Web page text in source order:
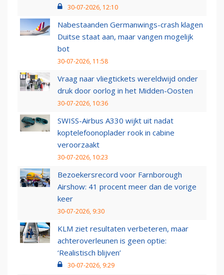
30-07-2026, 12:10
Nabestaanden Germanwings-crash klagen
Duitse staat aan, maar vangen mogelijk
bot
30-07-2026, 11:58
Vraag naar vliegtickets wereldwijd onder
druk door oorlog in het Midden-Oosten
30-07-2026, 10:36
SWISS-Airbus A330 wijkt uit nadat
koptelefoonoplader rook in cabine
veroorzaakt
30-07-2026, 10:23
Bezoekersrecord voor Farnborough
Airshow: 41 procent meer dan de vorige
keer
30-07-2026, 9:30
KLM ziet resultaten verbeteren, maar
achteroverleunen is geen optie:
‘Realistisch blijven’
30-07-2026, 9:29